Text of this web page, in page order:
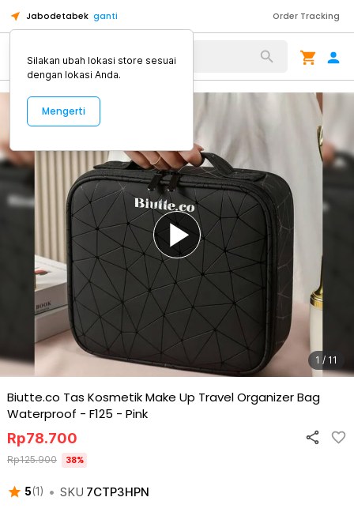
Jabodetabek ganti Order Tracking
Alat Kopi
1 / 11
Biutte.co Tas Kosmetik Make Up Travel Organizer Bag
Waterproof - F125 - Pink
5(1 ) • SKU 7CTP3HPN
Rp78.700
Rp125.900 38%
Silakan ubah lokasi store sesuai
dengan lokasi Anda.
Mengerti